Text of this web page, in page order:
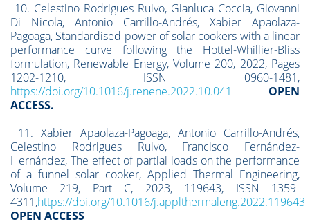
10. Celestino Rodrigues Ruivo, Gianluca Coccia, Giovanni
Di Nicola, Antonio Carrillo-Andrés, Xabier Apaolaza-
Pagoaga, Standardised power of solar cookers with a linear
performance curve following the Hottel-Whillier-Bliss
formulation, Renewable Energy, Volume 200, 2022, Pages
1202-1210, ISSN 0960-1481,
https://doi.org/10.1016/j.renene.2022.10.041
OPEN
ACCESS.
11. Xabier Apaolaza-Pagoaga, Antonio Carrillo-Andrés,
Celestino Rodrigues Ruivo, Francisco Fernández-
Hernández, The effect of partial loads on the performance
of a funnel solar cooker, Applied Thermal Engineering,
Volume 219, Part C, 2023, 119643, ISSN 1359-
4311,https://doi.org/10.1016/j.applthermaleng.2022.119643
OPEN ACCESS